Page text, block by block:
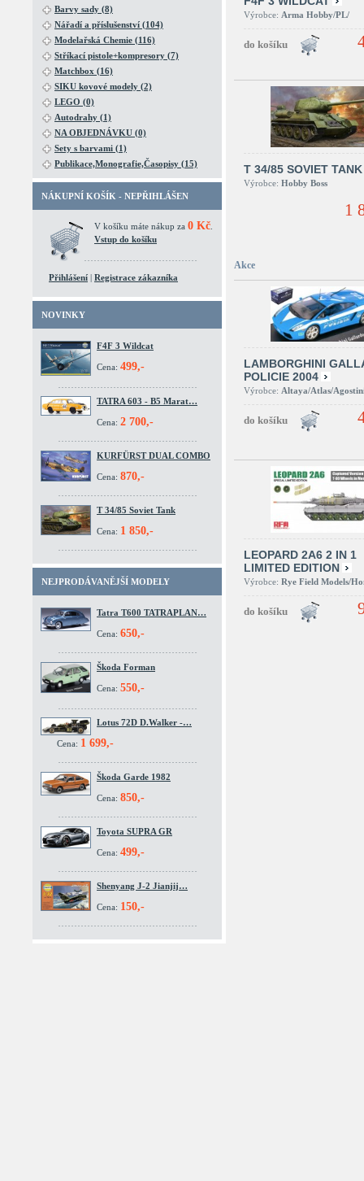
Barvy sady (8)
Nářadí a příslušenství (104)
Modelařská Chemie (116)
Stříkací pistole+kompresory (7)
Matchbox (16)
SIKU kovové modely (2)
LEGO (0)
Autodrahy (1)
NA OBJEDNÁVKU (0)
Sety s barvami (1)
Publikace,Monografie,Časopisy (15)
NÁKUPNÍ KOŠÍK - NEPŘIHLÁŠEN
V košíku máte nákup za 0 Kč
Vstup do košíku
Přihlášení | Registrace zákazníka
NOVINKY
F4F 3 Wildcat
Cena: 499,-
TATRA 603 - B5 Marat…
Cena: 2 700,-
KURFÜRST DUAL COMBO
Cena: 870,-
T 34/85 Soviet Tank
Cena: 1 850,-
NEJPRODÁVANĚJŠÍ MODELY
Tatra T600 TATRAPLAN…
Cena: 650,-
Škoda Forman
Cena: 550,-
Lotus 72D D.Walker -…
Cena: 1 699,-
Škoda Garde 1982
Cena: 850,-
Toyota SUPRA GR
Cena: 499,-
Shenyang J-2 Jianjij…
Cena: 150,-
Výrobce: Arma Hobby/PL/
T 34/85 SOVIET TANK
Výrobce: Hobby Boss
1
Akce
LAMBORGHINI
POLICIE 2004
Výrobce: Altaya/Atlas/
LEOPARD 2A6 2 IN 1
LIMITED EDITION
Výrobce: Rye Field Models/